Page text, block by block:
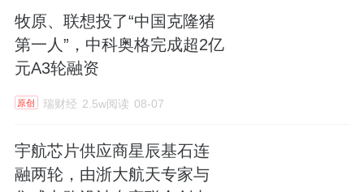
牧原、联想投了“中国克隆猪
第一人”，中科奥格完成超2亿
元A3轮融资
原创 瑞财经 2.5w阅读 08-07
宇航芯片供应商星辰基石连
融两轮，由浙大航天专家与